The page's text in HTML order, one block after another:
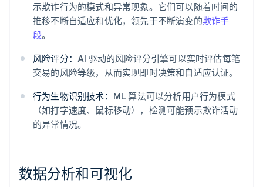
示欺诈行为的模式和异常现象。它们可以随着时间的
推移不断自适应和优化，领先于不断演变的欺诈手
段。
风险评分： AI 驱动的风险评分引擎可以实时评估每笔
交易的风险等级，从而实现即时决策和自适应认证。
行为生物识别技术： ML 算法可以分析用户行为模式
（如打字速度、鼠标移动），检测可能预示欺诈活动
的异常情况。
数据分析和可视化